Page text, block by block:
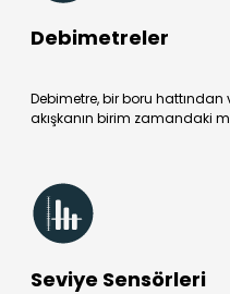
Debimetreler
Debimetre, bir boru
akışkanın birim zamandaki
Seviye Sensörleri